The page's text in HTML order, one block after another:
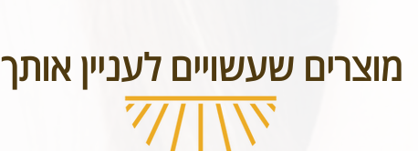
מוצרים שעשויים לעניין אותך